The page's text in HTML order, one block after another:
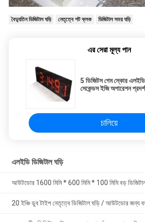
বৈদ্যুতিন ডিজিটাল ঘড়ি নেতৃত্বে শট ক্লক ডিজিটাল সময় ঘড়ি
এর সেরা মূল্য পান
5 ডিজিটস গেম স্কোর
সেকেন্ডস ইজি অপারেশন
চালিয়ে
এলইডি ডিজিটাল ঘড়ি
আউটডোর 1600 মিমি * 600 মিমি * 100 মিমি বড় ডিজিটাল
20 ইঞ্চি ডুব টাইপ নেতৃত্বে ডিজিটাল ঘড়ি / আউটডোর জন্য